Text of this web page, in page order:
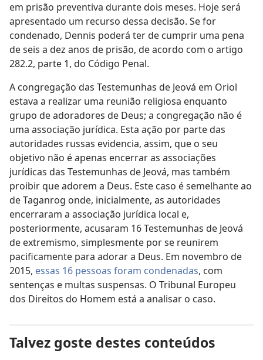
em prisão preventiva durante dois meses. Hoje será
apresentado um recurso dessa decisão. Se for
condenado, Dennis poderá ter de cumprir uma pena
de seis a dez anos de prisão, de acordo com o artigo
282.2, parte 1, do Código Penal.
A congregação das Testemunhas de Jeová em Oriol
estava a realizar uma reunião religiosa enquanto
grupo de adoradores de Deus; a congregação não é
uma associação jurídica. Esta ação por parte das
autoridades russas evidencia, assim, que o seu
objetivo não é apenas encerrar as associações
jurídicas das Testemunhas de Jeová, mas também
proibir que adorem a Deus. Este caso é semelhante ao
de Taganrog onde, inicialmente, as autoridades
encerraram a associação jurídica local e,
posteriormente, acusaram 16 Testemunhas de Jeová
de extremismo, simplesmente por se reunirem
pacificamente para adorar a Deus. Em novembro de
2015, essas 16 pessoas foram condenadas, com
sentenças e multas suspensas. O Tribunal Europeu
dos Direitos do Homem está a analisar o caso.
Talvez goste destes conteúdos